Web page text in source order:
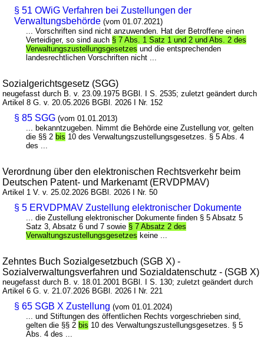
§ 51 OWiG Verfahren bei Zustellungen der
Verwaltungsbehörde (vom 01.07.2021)
... Vorschriften sind nicht anzuwenden. Hat der Betroffene einen
Verteidiger, so sind auch § 7 Abs. 1 Satz 1 und 2 und Abs. 2 des
Verwaltungszustellungsgesetzes und die entsprechenden
landesrechtlichen Vorschriften nicht ...
Sozialgerichtsgesetz (SGG)
neugefasst durch B. v. 23.09.1975 BGBl. I S. 2535; zuletzt geändert durch
Artikel 8 G. v. 20.05.2026 BGBl. 2026 I Nr. 152
§ 85 SGG (vom 01.01.2013)
... bekanntzugeben. Nimmt die Behörde eine Zustellung vor, gelten
die §§ 2bis 10 des Verwaltungszustellungsgesetzes. § 5 Abs. 4
des ...
Verordnung über den elektronischen Rechtsverkehr beim
Deutschen Patent- und Markenamt (ERVDPMAV)
Artikel 1 V. v. 25.02.2026 BGBl. 2026 I Nr. 50
§ 5 ERVDPMAV Zustellung elektronischer Dokumente
... die Zustellung elektronischer Dokumente finden § 5 Absatz 5
Satz 3, Absatz 6 und 7 sowie § 7 Absatz 2 des
Verwaltungszustellungsgesetzes keine ...
Zehntes Buch Sozialgesetzbuch (SGB X) -
Sozialverwaltungsverfahren und Sozialdatenschutz - (SGB X)
neugefasst durch B. v. 18.01.2001 BGBl. I S. 130; zuletzt geändert durch
Artikel 6 G. v. 21.07.2026 BGBl. 2026 I Nr. 221
§ 65 SGB X Zustellung (vom 01.01.2024)
... und Stiftungen des öffentlichen Rechts vorgeschrieben sind,
gelten die §§ 2bis 10 des Verwaltungszustellungsgesetzes. § 5
Abs. 4 des ...